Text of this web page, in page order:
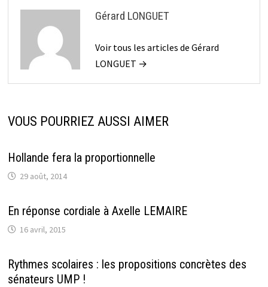
Gérard LONGUET
Voir tous les articles de Gérard
LONGUET →
VOUS POURRIEZ AUSSI AIMER
Hollande fera la proportionnelle
29 août, 2014
En réponse cordiale à Axelle LEMAIRE
16 avril, 2015
Rythmes scolaires : les propositions concrètes des
sénateurs UMP !